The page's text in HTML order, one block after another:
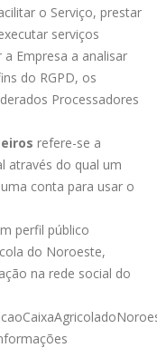
o Serviço, prestar
serviços
Empresa a analisar
do RGPD, os
Processadores
refere-se a
através do qual um
conta para usar o
perfil público
do Noroeste,
na rede social do